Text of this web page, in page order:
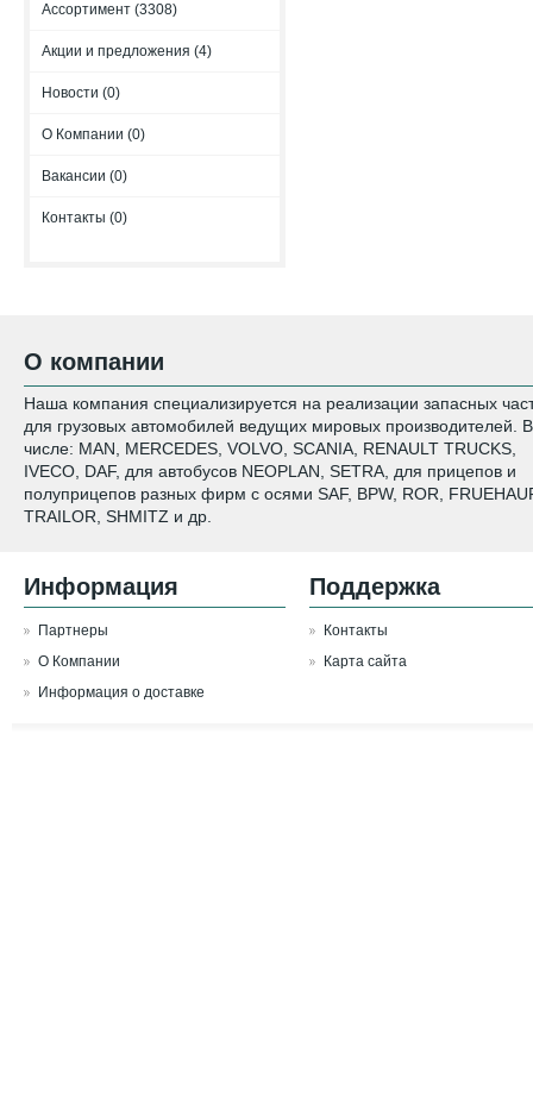
Ассортимент (3308)
Акции и предложения (4)
Новости (0)
О Компании (0)
Вакансии (0)
Контакты (0)
О компании
Наша компания специализируется на реализации запасных
для грузовых автомобилей ведущих мировых производителей.
числе: MAN, MERCEDES, VOLVO, SCANIA, RENAULT TRUCKS,
IVECO, DAF, для автобусов NEOPLAN, SETRA, для прицепов и
полуприцепов разных фирм с осями SAF, BPW, ROR,
TRAILOR, SHMITZ и др.
Информация
Партнеры
О Компании
Информация о доставке
Поддержка
Контакты
Карта сайта